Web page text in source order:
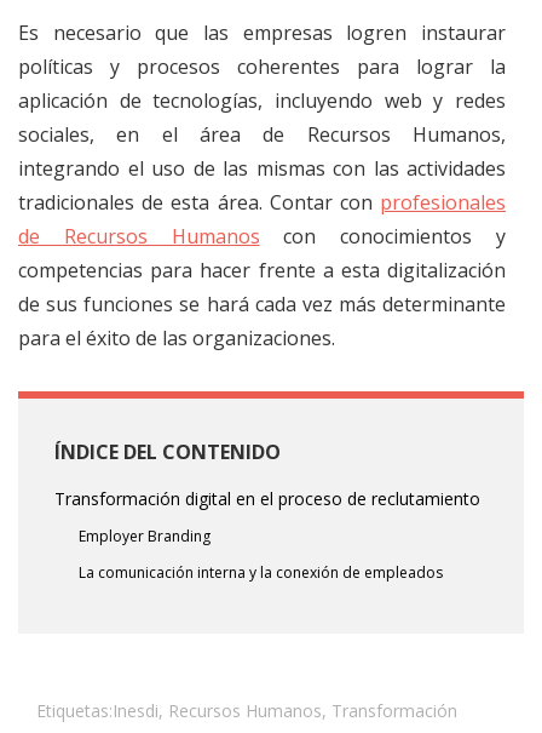
Es necesario que las empresas logren instaurar
políticas y procesos coherentes para lograr la
aplicación de tecnologías, incluyendo web y redes
sociales, en el área de Recursos Humanos,
integrando el uso de las mismas con las actividades
tradicionales de esta área. Contar con profesionales
de Recursos Humanos con conocimientos y
competencias para hacer frente a esta digitalización
de sus funciones se hará cada vez más determinante
para el éxito de las organizaciones.
ÍNDICE DEL CONTENIDO
Transformación digital en el proceso de reclutamiento
Employer Branding
La comunicación interna y la conexión de empleados
Etiquetas:Inesdi, Recursos Humanos, Transformación